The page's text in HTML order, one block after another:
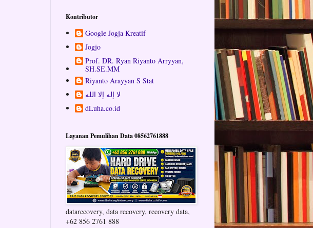
Kontributor
Google Jogja Kreatif
Jogjo
Prof. DR. Ryan Riyanto Arryyan,
SH.SE.MM
Riyanto Arayyan S Stat
لا إله إلا الله
dLuha.co.id
Layanan Pemulihan Data 08562761888
datarecovery, data recovery, recovery data,
+62 856 2761 888